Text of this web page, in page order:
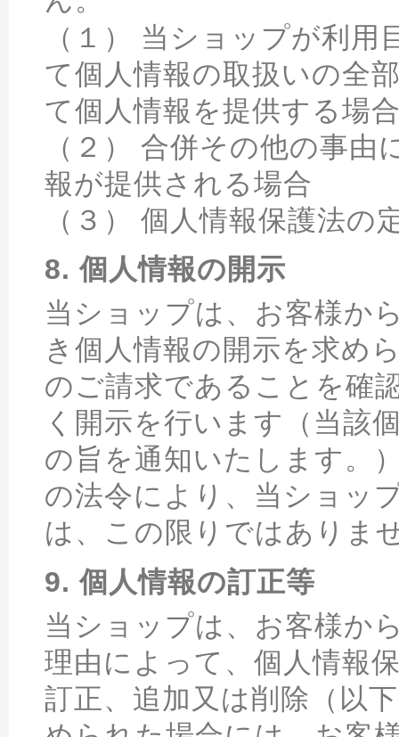
（１） 当ショップが利
て個人情報の取扱いの全
て個人情報を提供する場
（２） 合併その他の事
報が提供される場合
（３） 個人情報保護法
8. 個人情報の開示
当ショップは、お客様か
き個人情報の開示を求め
のご請求であることを確
く開示を行います（当該
の旨を通知いたします。
の法令により、当ショッ
は、この限りではありま
9. 個人情報の訂正等
当ショップは、お客様か
理由によって、個人情報
訂正、追加又は削除（以